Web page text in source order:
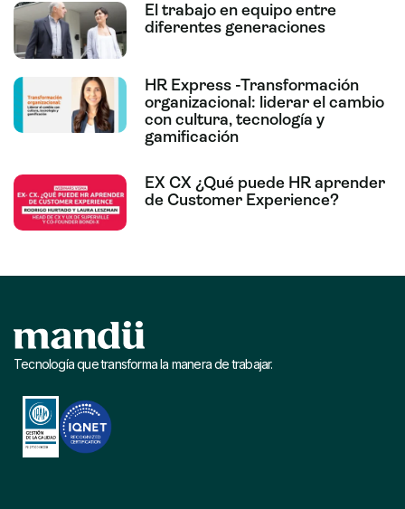
El trabajo en equipo entre
diferentes generaciones
HR Express -Transformación
organizacional: liderar el cambio
con cultura, tecnología y
gamificación
EX CX ¿Qué puede HR aprender
de Customer Experience?
Tecnología que transforma la manera de trabajar.